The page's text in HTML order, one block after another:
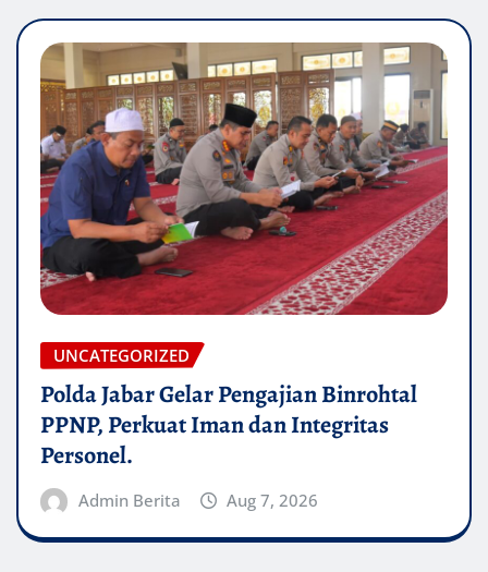
UNCATEGORIZED
Polda Jabar Gelar Pengajian Binrohtal
PPNP, Perkuat Iman dan Integritas
Personel.
Admin Berita Aug 7, 2026